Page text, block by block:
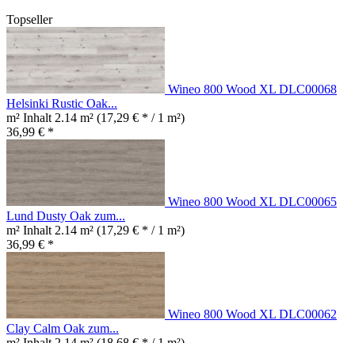
Topseller
Wineo 800 Wood XL DLC00068
Helsinki Rustic Oak...
m² Inhalt 2.14 m² (17,29 € * / 1 m²)
36,99 € *
Wineo 800 Wood XL DLC00065
Lund Dusty Oak zum...
m² Inhalt 2.14 m² (17,29 € * / 1 m²)
36,99 € *
Wineo 800 Wood XL DLC00062
Clay Calm Oak zum...